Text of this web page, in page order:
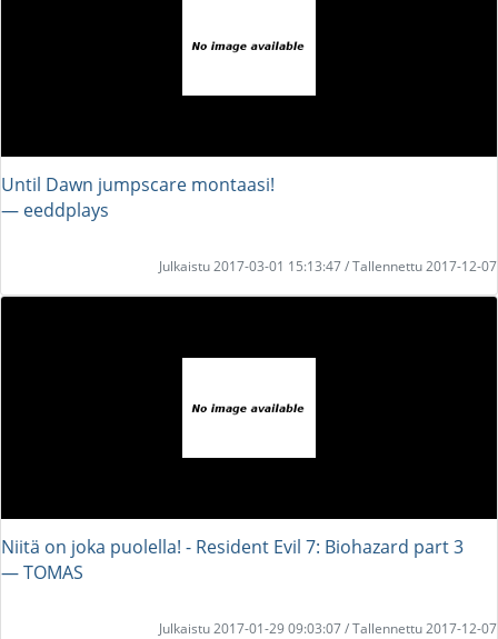
Until Dawn jumpscare montaasi!
― eeddplays
Julkaistu 2017-03-01 15:13:47 / Tallennettu 2017-12-07
Niitä on joka puolella! - Resident Evil 7: Biohazard part 3
― TOMAS
Julkaistu 2017-01-29 09:03:07 / Tallennettu 2017-12-07